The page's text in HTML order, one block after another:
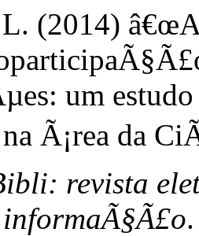
(2014)
um
Ã¡rea da
revista